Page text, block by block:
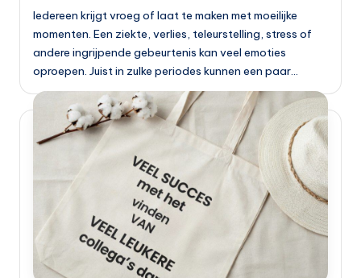
Iedereen krijgt vroeg of laat te maken met moeilijke
momenten. Een ziekte, verlies, teleurstelling, stress of
andere ingrijpende gebeurtenis kan veel emoties
oproepen. Juist in zulke periodes kunnen een paar…